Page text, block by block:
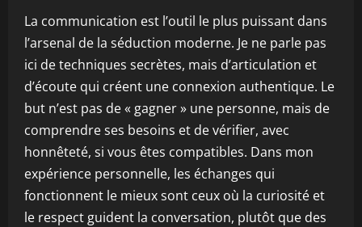
La communication est l’outil le plus puissant dans
l’arsenal de la séduction moderne. Je ne parle pas
ici de techniques secrètes, mais d’articulation et
d’écoute qui créent une connexion authentique. Le
but n’est pas de « gagner » une personne, mais de
comprendre ses besoins et de vérifier, avec
honnêteté, si vous êtes compatibles. Dans mon
expérience personnelle, les échanges qui
fonctionnent le mieux sont ceux où la curiosité et
le respect guident la conversation, plutôt que des